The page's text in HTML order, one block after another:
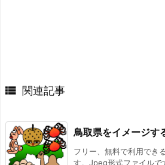
 関連記事
鳥取県をイメージす
フリー、無料で利用でき
す。Jpeg形式ファイルで